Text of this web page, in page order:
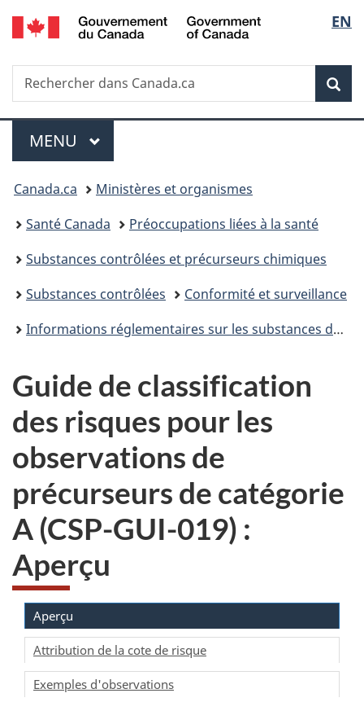
Passer
au
principal
Passer
à
Au
du
Passer
à
version
simplifiée
de
la
EN
Recherche
Rechercher
dans
Menu
MENU PRINCIPAL
Vous
êtes
ici :
Canada.ca
Ministères et organismes
Santé Canada
Préoccupations liées à la santé
Substances contrôlées et précurseurs chimiques
Substances contrôlées
Conformité et surveillance
Informations réglementaires sur les substances désignées et les précurseurs
Guide de classification
des risques pour les
observations de
précurseurs de catégorie
A (CSP-GUI-019) :
Aperçu
Aperçu
Attribution de la cote de risque
Exemples d'observations